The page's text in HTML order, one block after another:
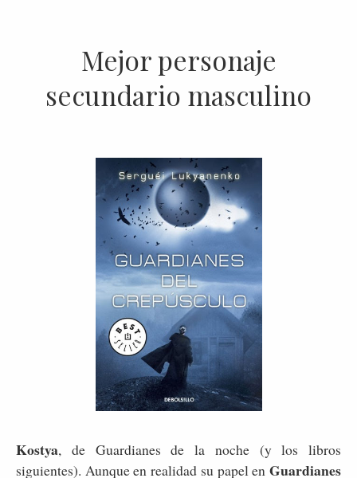
Mejor personaje
secundario masculino
Kostya, de Guardianes de la noche (y los libros
siguientes). Aunque en realidad su papel en Guardianes